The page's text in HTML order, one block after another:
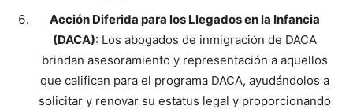
Acción Diferida para los Llegados en la Infancia
(DACA): Los abogados de inmigración de DACA
brindan asesoramiento y representación a aquellos
que califican para el programa DACA, ayudándolos a
solicitar y renovar su estatus legal y proporcionando